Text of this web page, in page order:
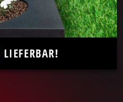
LIEFERBAR!